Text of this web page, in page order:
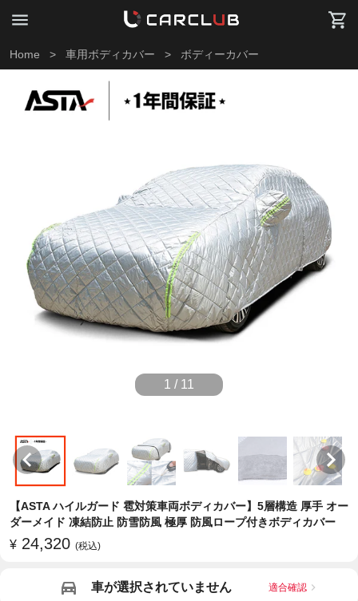
Home > 車用ボディカバー > ボディーカバー
1 / 11
【ASTA ハイルガード 雹対策車両ボディカバー】5層構造 厚手 オー
ダーメイド 凍結防止 防雪防風 極厚 防風ロープ付きボディカバー
¥ 24,320 (税込)
車が選択されていません 適合確認